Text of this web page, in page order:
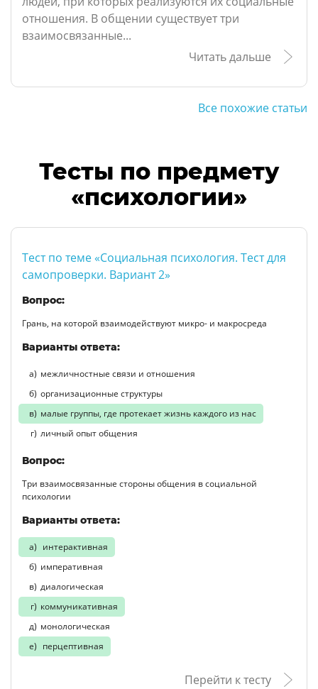
отношения. В общении существует три
взаимосвязанные...
Читать дальше
Все похожие статьи
Тесты по предмету
«психологии»
Тест по теме «Социальная психология. Тест для
самопроверки. Вариант 2»
Вопрос:
Грань, на которой взаимодействуют микро- и макросреда
Варианты ответа:
межличностные связи и отношения
организационные структуры
малые группы, где протекает жизнь каждого из нас
личный опыт общения
Вопрос:
Три взаимосвязанные стороны общения в социальной
психологии
Варианты ответа:
интерактивная
императивная
диалогическая
коммуникативная
монологическая
перцептивная
Перейти к тесту